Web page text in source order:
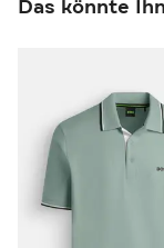
Das könnte